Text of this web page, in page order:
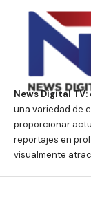
News Digital TV:
una variedad de
proporcionar
reportajes en
visualmente